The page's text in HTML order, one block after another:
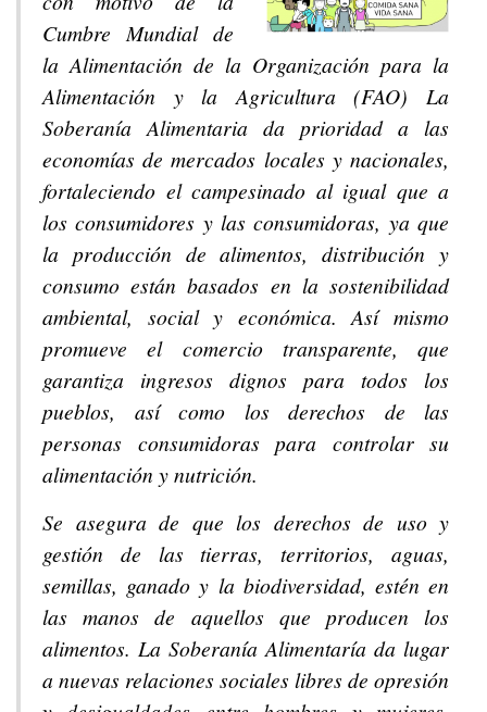
Cumbre Mundial de
la Alimentación de la Organización para la
Alimentación y la Agricultura (FAO) La
Soberanía Alimentaria da prioridad a las
economías de mercados locales y nacionales,
fortaleciendo el campesinado al igual que a
los consumidores y las consumidoras, ya que
la producción de alimentos, distribución y
consumo están basados en la sostenibilidad
ambiental, social y económica. Así mismo
promueve el comercio transparente, que
garantiza ingresos dignos para todos los
pueblos, así como los derechos de las
personas consumidoras para controlar su
alimentación y nutrición.
Se asegura de que los derechos de uso y
gestión de las tierras, territorios, aguas,
semillas, ganado y la biodiversidad, estén en
las manos de aquellos que producen los
alimentos. La Soberanía Alimentaría da lugar
a nuevas relaciones sociales libres de opresión